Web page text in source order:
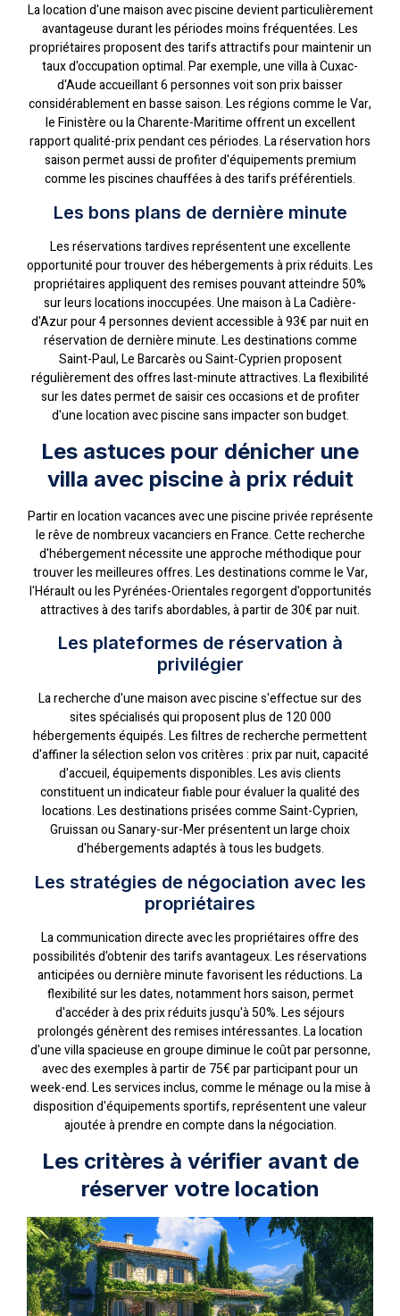
La location d'une maison avec piscine devient particulièrement
avantageuse durant les périodes moins fréquentées. Les
propriétaires proposent des tarifs attractifs pour maintenir un
taux d'occupation optimal. Par exemple, une villa à Cuxac-
d'Aude accueillant 6 personnes voit son prix baisser
considérablement en basse saison. Les régions comme le Var,
le Finistère ou la Charente-Maritime offrent un excellent
rapport qualité-prix pendant ces périodes. La réservation hors
saison permet aussi de profiter d'équipements premium
comme les piscines chauffées à des tarifs préférentiels.
Les bons plans de dernière minute
Les réservations tardives représentent une excellente
opportunité pour trouver des hébergements à prix réduits. Les
propriétaires appliquent des remises pouvant atteindre 50%
sur leurs locations inoccupées. Une maison à La Cadière-
d'Azur pour 4 personnes devient accessible à 93€ par nuit en
réservation de dernière minute. Les destinations comme
Saint-Paul, Le Barcarès ou Saint-Cyprien proposent
régulièrement des offres last-minute attractives. La flexibilité
sur les dates permet de saisir ces occasions et de profiter
d'une location avec piscine sans impacter son budget.
Les astuces pour dénicher une
villa avec piscine à prix réduit
Partir en location vacances avec une piscine privée représente
le rêve de nombreux vacanciers en France. Cette recherche
d'hébergement nécessite une approche méthodique pour
trouver les meilleures offres. Les destinations comme le Var,
l'Hérault ou les Pyrénées-Orientales regorgent d'opportunités
attractives à des tarifs abordables, à partir de 30€ par nuit.
Les plateformes de réservation à
privilégier
La recherche d'une maison avec piscine s'effectue sur des
sites spécialisés qui proposent plus de 120 000
hébergements équipés. Les filtres de recherche permettent
d'affiner la sélection selon vos critères : prix par nuit, capacité
d'accueil, équipements disponibles. Les avis clients
constituent un indicateur fiable pour évaluer la qualité des
locations. Les destinations prisées comme Saint-Cyprien,
Gruissan ou Sanary-sur-Mer présentent un large choix
d'hébergements adaptés à tous les budgets.
Les stratégies de négociation avec les
propriétaires
La communication directe avec les propriétaires offre des
possibilités d'obtenir des tarifs avantageux. Les réservations
anticipées ou dernière minute favorisent les réductions. La
flexibilité sur les dates, notamment hors saison, permet
d'accéder à des prix réduits jusqu'à 50%. Les séjours
prolongés génèrent des remises intéressantes. La location
d'une villa spacieuse en groupe diminue le coût par personne,
avec des exemples à partir de 75€ par participant pour un
week-end. Les services inclus, comme le ménage ou la mise à
disposition d'équipements sportifs, représentent une valeur
ajoutée à prendre en compte dans la négociation.
Les critères à vérifier avant de
réserver votre location